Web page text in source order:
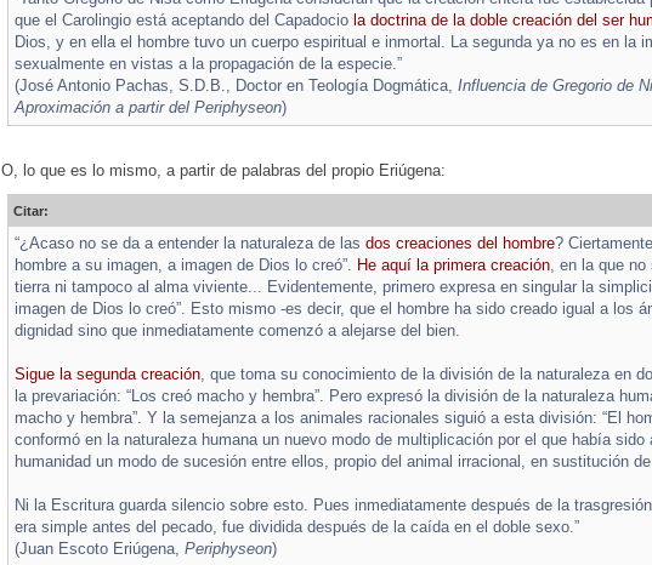
que el Carolingio está aceptando del Capadocio la doctrina de la doble creación del ser
Dios, y en ella el hombre tuvo un cuerpo espiritual e inmortal. La segunda ya no es en la
sexualmente en vistas a la propagación de la especie.”
(José Antonio Pachas, S.D.B., Doctor en Teología Dogmática, Influencia de Gregorio de
Aproximación a partir del Periphyseon)
O, lo que es lo mismo, a partir de palabras del propio Eriúgena:
Citar:
“¿Acaso no se da a entender la naturaleza de las dos creaciones del hombre?
hombre a su imagen, a imagen de Dios lo creó”. He aquí la primera creación, en la que no
tierra ni tampoco al alma viviente... Evidentemente, primero expresa en singular la
imagen de Dios lo creó”. Esto mismo -es decir, que el hombre ha sido creado igual a los
dignidad sino que inmediatamente comenzó a alejarse del bien.
Sigue la segunda creación, que toma su conocimiento de la división de la naturaleza en
la prevariación: “Los creó macho y hembra”. Pero expresó la división de la naturaleza
macho y hembra”. Y la semejanza a los animales racionales siguió a esta división: “El
conformó en la naturaleza humana un nuevo modo de multiplicación por el que había
humanidad un modo de sucesión entre ellos, propio del animal irracional, en sustitución
Ni la Escritura guarda silencio sobre esto. Pues inmediatamente después de la
era simple antes del pecado, fue dividida después de la caída en el doble sexo.”
(Juan Escoto Eriúgena, Periphyseon)